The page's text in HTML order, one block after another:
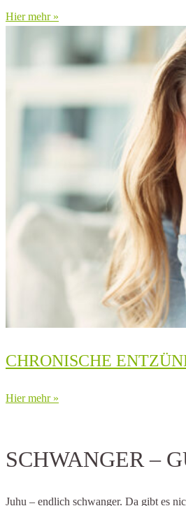
Hier mehr »
CHRONISCHE
Hier mehr »
SCHWANGER –
Juhu – endlich schwanger. Da gibt es